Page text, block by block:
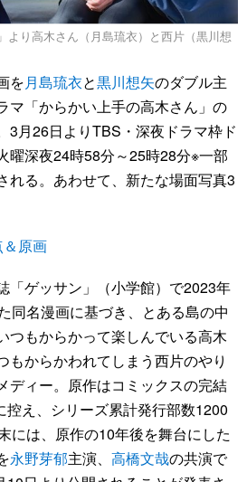
より高木さん（月島琉衣）と西片（黒川想
を月島琉衣と黒川想矢のダブル主
マ「からかい上手の高木さん」の
3月26日よりTBS・深夜ドラマ枠ド
曜深夜24時58分～25時28分※一部
れる。あわせて、新たな場面写真3
＆原画
「ゲッサン」（小学館）で2023年
同名漫画に基づき、とある島の中
つもからかって楽しんでいる高木
もからかわれてしまう西片のやり
ディー。原作はコミックスの完結
え、シリーズ累計発行部数1200
には、原作の10年後を舞台にした
永野芽郁主演、 高橋文哉の共演で